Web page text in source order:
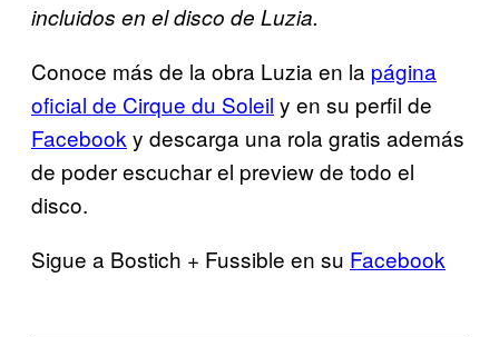
incluidos en el disco de Luzia.
Conoce más de la obra Luzia en la página
oficial de Cirque du Soleil y en su perfil de
Facebook y descarga una rola gratis además
de poder escuchar el preview de todo el
disco.
Sigue a Bostich + Fussible en su Facebook